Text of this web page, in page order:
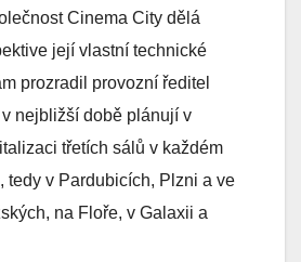
Cinema City dělá
její vlastní technické
prozradil provozní ředitel
nejbližší době plánují v
třetích sálů v každém
tedy v Pardubicích, Plzni a ve
na Floře, v Galaxii a